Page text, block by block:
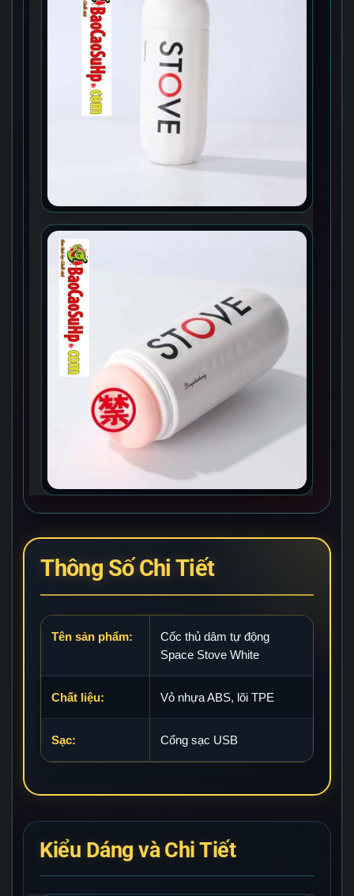
Thông Số Chi Tiết
Tên sản phẩm:
Cốc thủ dâm tự động
Space Stove White
Chất liệu: Vỏ nhựa ABS, lõi TPE
Sạc: Cổng sạc USB
Kiểu Dáng và Chi Tiết